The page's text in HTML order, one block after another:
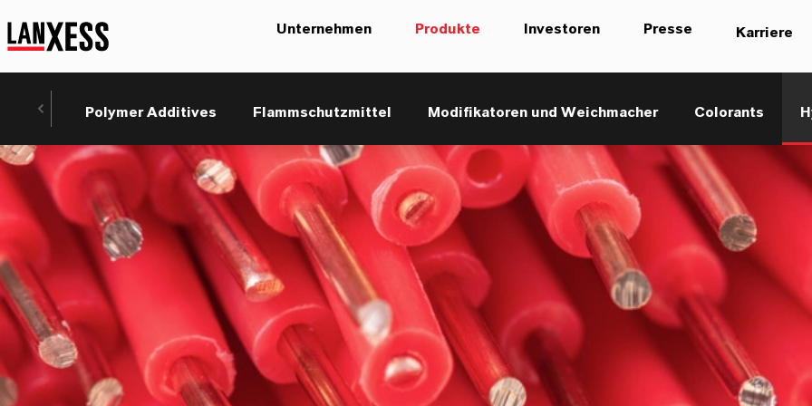
Unternehmen Produkte Investoren Presse Karriere
Polymer Additives Flammschutzmittel Modifikatoren und Weichmacher Colorants